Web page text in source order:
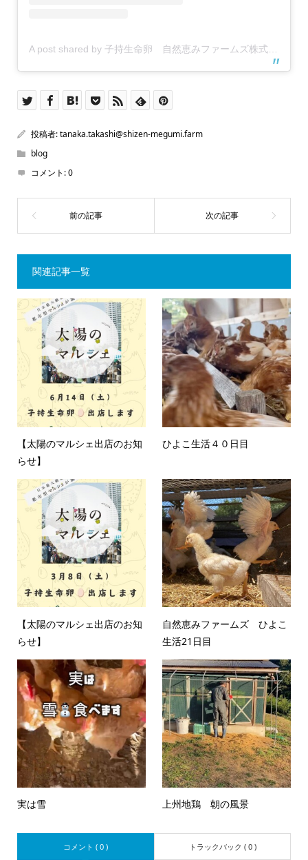
投稿者:tanaka.takashi@shizen-megumi.farm
blog
コメント:0
関連記事一覧
【太陽のマルシェ出店のお知
らせ‪】‪
ひよこ生活４０日目
【太陽のマルシェ出店のお知
らせ‪】‪
自然恵みファームズ ひよこ
生活21日目
実は雪 上州地鶏 朝の風景
コメント ( 0 ) トラックバック ( 0 )